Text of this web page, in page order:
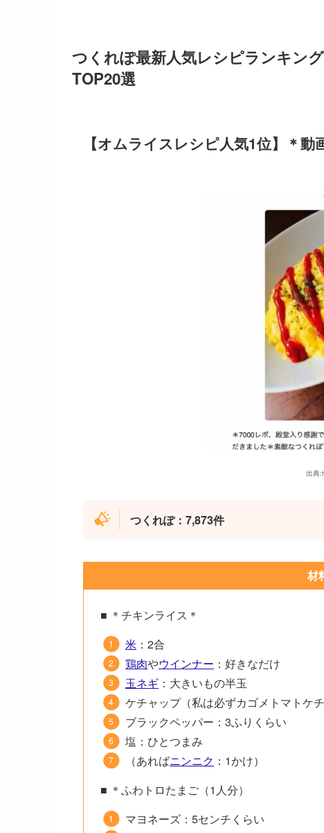
つくれぽ最新人気レシピランキン
TOP20選
【オムライスレシピ人気1位】＊
出典
つくれぽ：7,873件
材
■ ＊チキンライス＊
米 ：2合
鶏肉やウインナー ：好きなだけ
玉ネギ ：大きいもの半玉
ケチャップ（私は必ずカゴメトマトケ
ブラックペッパー：3ふりくらい
塩：ひとつまみ
（あればニンニク ：1かけ）
■ ＊ふわトロたまご（1人分）
マヨネーズ：5センチくらい